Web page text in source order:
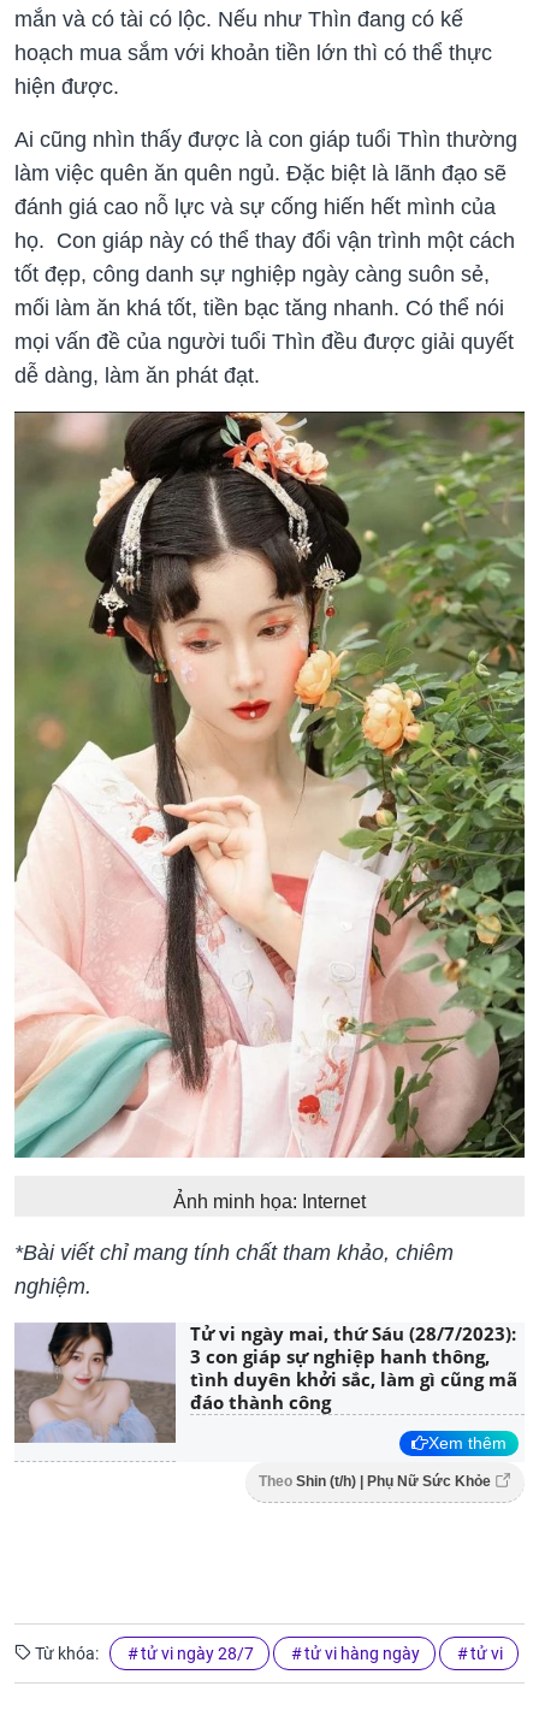
mắn và có tài có lộc. Nếu như Thìn đang có kế
hoạch mua sắm với khoản tiền lớn thì có thể thực
hiện được.
Ai cũng nhìn thấy được là con giáp tuổi Thìn thường
làm việc quên ăn quên ngủ. Đặc biệt là lãnh đạo sẽ
đánh giá cao nỗ lực và sự cống hiến hết mình của
họ. Con giáp này có thể thay đổi vận trình một cách
tốt đẹp, công danh sự nghiệp ngày càng suôn sẻ,
mối làm ăn khá tốt, tiền bạc tăng nhanh. Có thể nói
mọi vấn đề của người tuổi Thìn đều được giải quyết
dễ dàng, làm ăn phát đạt.
Ảnh minh họa: Internet
​​​​*Bài viết chỉ mang tính chất tham khảo, chiêm
nghiệm.
Tử vi ngày mai, thứ Sáu (28/7/2023):
3 con giáp sự nghiệp hanh thông,
tình duyên khởi sắc, làm gì cũng mã
đáo thành công
Xem thêm
Theo Shin (t/h) | Phụ Nữ Sức Khỏe
Từ khóa: tử vi ngày 28/7 tử vi hàng ngày tử vi